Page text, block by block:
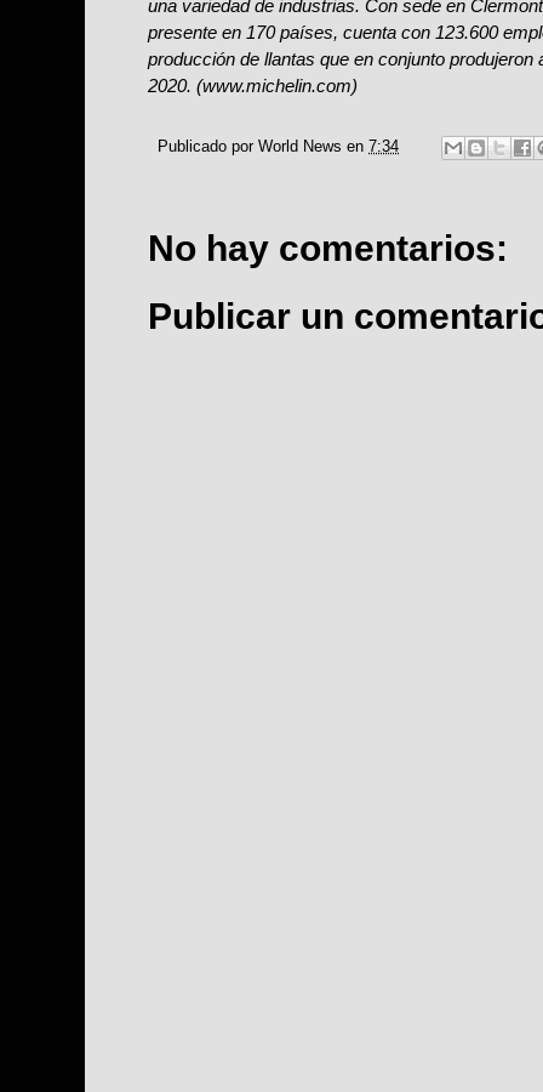
una variedad de industrias. Con sede en
presente en 170 países, cuenta con 123.600
producción de llantas que en conjunto produjeron
2020. (www.michelin.com)
Publicado por World News en 7:34
No hay comentarios:
Publicar un